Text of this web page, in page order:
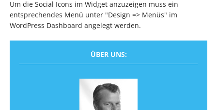
Um die Social Icons im Widget anzuzeigen muss ein
entsprechendes Menü unter "Design => Menüs" im
WordPress Dashboard angelegt werden.
ÜBER UNS: